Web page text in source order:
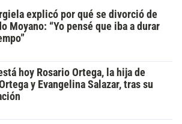
explicó por qué se divorció de
Moyano: “Yo pensé que iba a durar
hoy Rosario Ortega, la hija de
y Evangelina Salazar, tras su